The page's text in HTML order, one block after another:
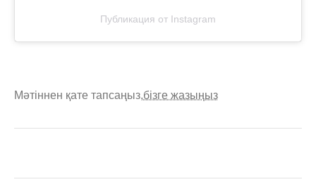
Публикация от Instagram
Мәтіннен қате тапсаңыз,бізге жазыңыз